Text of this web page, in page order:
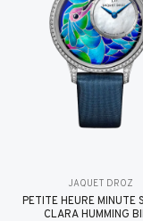
JAQUET DROZ
PETITE HEURE MINUTE
CLARA HUMMING